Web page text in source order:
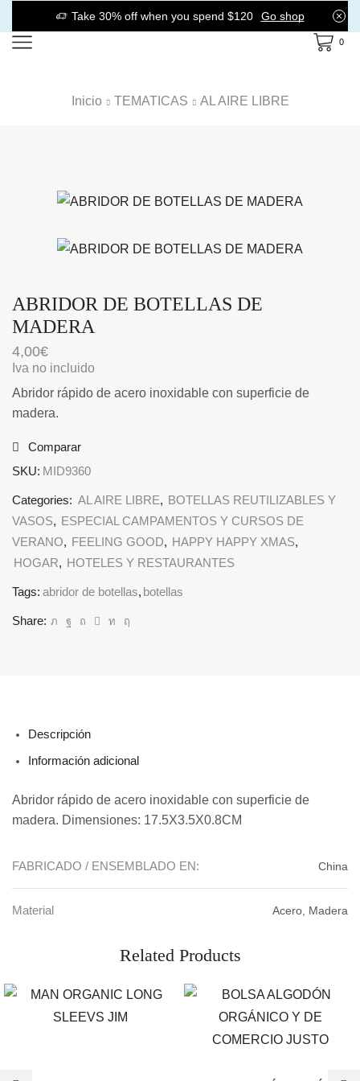
Take 30% off when you spend $120 Go shop
0
Inicio TEMATICAS AL AIRE LIBRE
ABRIDOR DE BOTELLAS DE
MADERA
4,00€
Iva no incluido
Abridor rápido de acero inoxidable con superficie de
madera.
Comparar
SKU: MID9360
Categories: AL AIRE LIBRE, BOTELLAS REUTILIZABLES Y
VASOS, ESPECIAL CAMPAMENTOS Y CURSOS DE
VERANO, FEELING GOOD, HAPPY HAPPY XMAS,
HOGAR, HOTELES Y RESTAURANTES
Tags: abridor de botellas, botellas
Share:
Descripción
Información adicional
Abridor rápido de acero inoxidable con superficie de
madera. Dimensiones: 17.5X3.5X0.8CM
FABRICADO / ENSEMBLADO EN: China
Material Acero, Madera
Related Products